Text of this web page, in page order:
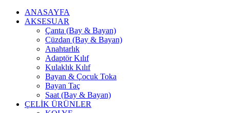
ANASAYFA
AKSESUAR
Çanta (Bay & Bayan)
Cüzdan (Bay & Bayan)
Anahtarlık
Adaptör Kılıf
Kulaklık Kılıf
Bayan & Çocuk Toka
Bayan Taç
Saat (Bay & Bayan)
ÇELİK ÜRÜNLER